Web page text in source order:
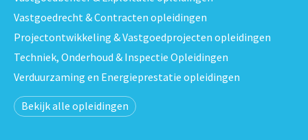
Vastgoedrecht & Contracten opleidingen
Projectontwikkeling & Vastgoedprojecten opleidingen
Techniek, Onderhoud & Inspectie Opleidingen
Verduurzaming en Energieprestatie opleidingen
Bekijk alle opleidingen